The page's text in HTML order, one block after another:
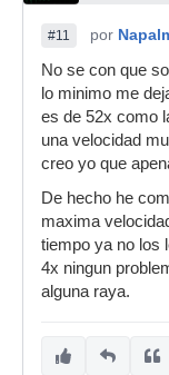
#11 por
No se con que
lo minimo me
es de 52x como
una velocidad
creo yo que
De hecho he
maxima
tiempo ya no los
4x ningun
alguna raya.